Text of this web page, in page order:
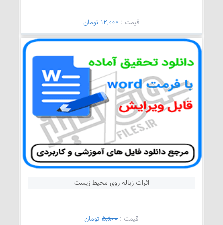
12,000 تومان
اثرات زباله روی محیط زیست
5,500تومان